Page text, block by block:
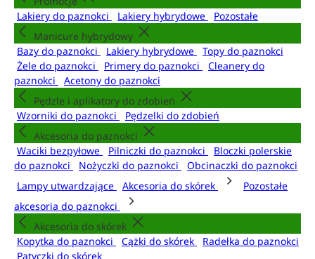
Lakiery do paznokci
Lakiery hybrydowe
Pozostałe
Manicure hybrydowy
Bazy do paznokci
Lakiery hybrydowe
Topy do paznokci
Żele do paznokci
Primery do paznokci
Cleanery do
paznokci
Acetony do paznokci
Pędzle i aplikatory do zdobień
Wzorniki do paznokci
Pędzelki do zdobień
Akcesoria do paznokci
Waciki bezpyłowe
Pilniczki do paznokci
Bloczki polerskie
do paznokci
Nożyczki do paznokci
Obcinaczki do paznokci
Lampy utwardzające
Akcesoria do skórek
Pozostałe
akcesoria do paznokci
Akcesoria do skórek
Kopytka do paznokci
Cążki do skórek
Radełka do paznokci
Patyczki do skórek